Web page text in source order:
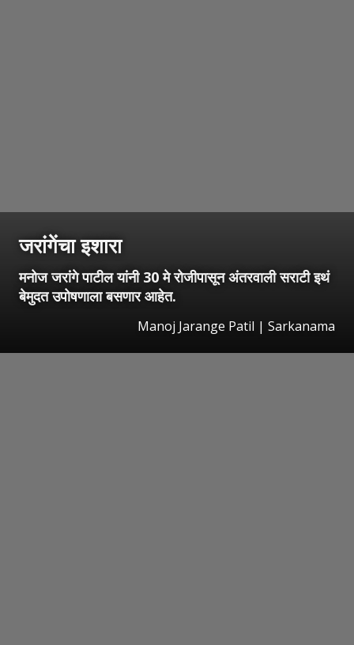
जरांगेंचा इशारा
मनोज जरांगे पाटील यांनी 30 मे रोजीपासून अंतरवाली सराटी इथं
बेमुदत उपोषणाला बसणार आहेत.
Manoj Jarange Patil | Sarkanama